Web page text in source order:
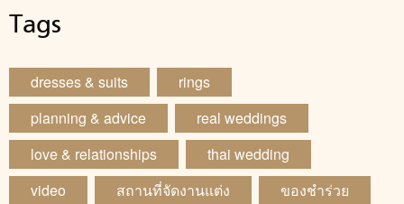
Tags
dresses & suits
rings
planning & advice
real weddings
love & relationships
thai wedding
video
สถานที่จัดงานแต่ง
ของชำร่วย